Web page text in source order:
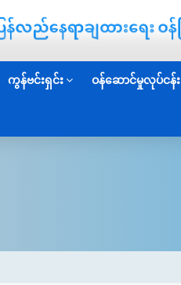
ကွန်ဗင်းရှင်း ဝန်ဆောင်မှုလုပ်ငန်း